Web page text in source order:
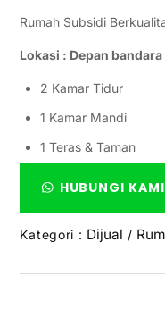
Rumah Subsidi
Lokasi : Depan bandara
2 Kamar Tidur
1 Kamar Mandi
1 Teras & Taman
HUBUNGI KAMI
Kategori : Dijual /